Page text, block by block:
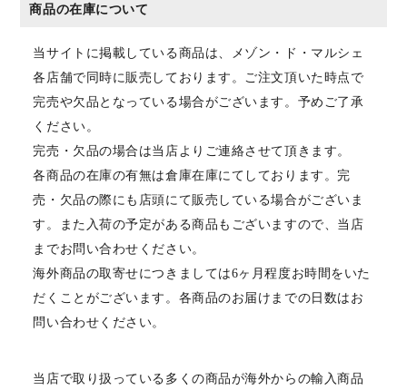
商品の在庫について
当サイトに掲載している商品は、メゾン・ド・マルシェ
各店舗で同時に販売しております。ご注文頂いた時点で
完売や欠品となっている場合がございます。予めご了承
ください。
完売・欠品の場合は当店よりご連絡させて頂きます。
各商品の在庫の有無は倉庫在庫にてしております。完
売・欠品の際にも店頭にて販売している場合がございま
す。また入荷の予定がある商品もございますので、当店
までお問い合わせください。
海外商品の取寄せにつきましては6ヶ月程度お時間をいた
だくことがございます。各商品のお届けまでの日数はお
問い合わせください。
当店で取り扱っている多くの商品が海外からの輸入商品